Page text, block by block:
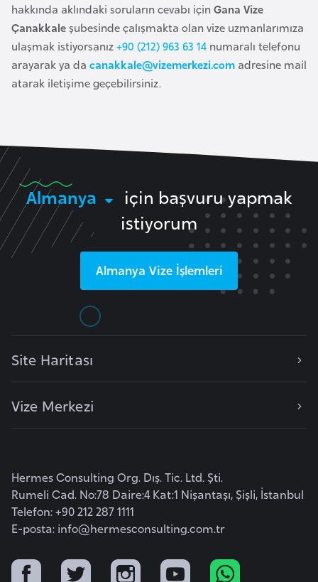
hakkında aklındaki soruların cevabı içinGana Vize
Çanakkaleşubesinde çalışmakta olan vize uzmanlarımıza
ulaşmak istiyorsanız+90 (212) 963 63 14 numaralı telefonu
arayarak ya da canakkale@vizemerkezi.com adresine mail
atarak iletişime geçebilirsiniz.
Almanya
için başvuru yapmak
istiyorum
Almanya Vize İşlemleri
Site Haritası
Vize Merkezi
Hermes Consulting Org. Dış. Tic. Ltd. Şti.
Rumeli Cad. No:78 Daire:4 Kat:1 Nişantaşı, Şişli, İstanbul
Telefon: +90 212 287 1111
E-posta: info@hermesconsulting.com.tr
D
e
m
o
k
t
k
K
n
l
g
r
a
n
r